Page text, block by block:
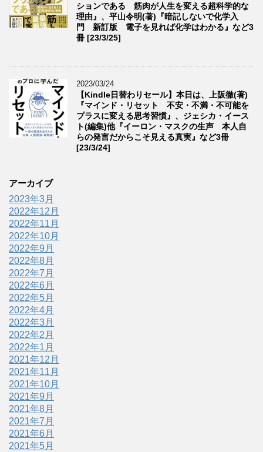
ションである 筋肉が人生を変える超科学的な
理由』、平山令明(著)『暗記しないで化学入
門 新訂版 電子を見れば化学はわかる』など3
冊 [23/3/25]
2023/03/24
【Kindle日替わりセール】本日は、上阪徹(著)
『マインド・リセット 不安・不満・不可能を
プラスに変える思考習慣』、ジェシカ・イース
ト(編集)他『イーロン・マスクの生声 本人自
らの発言だからこそ見える真実』など3冊
[23/3/24]
アーカイブ
2023年3月
2022年12月
2022年11月
2022年10月
2022年9月
2022年8月
2022年7月
2022年6月
2022年5月
2022年4月
2022年3月
2022年2月
2022年1月
2021年12月
2021年11月
2021年10月
2021年9月
2021年8月
2021年7月
2021年6月
2021年5月